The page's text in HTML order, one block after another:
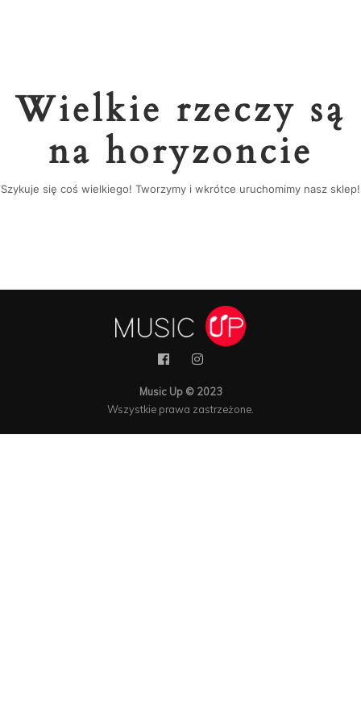
Wielkie rzeczy są
na horyzoncie
Szykuje się coś wielkiego! Tworzymy i wkrótce uruchomimy nasz sklep!
Music Up © 2023
Wszystkie prawa zastrzeżone.